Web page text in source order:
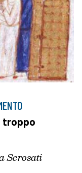
troppo
Scrosati